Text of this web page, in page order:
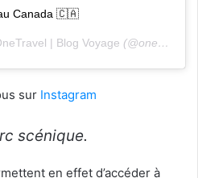
Canada 🇨🇦
| Blog Voyage (@onedayonetravel) on
sur Instagram
scénique.
en effet d’accéder à